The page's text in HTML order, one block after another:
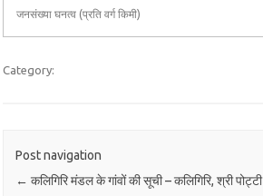
जनसंख्या घनत्व (प्रति वर्ग किमी)
Category:
Post navigation
← कलिगिरि मंडल के गांवों की सूची – कलिगिरि, श्री पोट्टी